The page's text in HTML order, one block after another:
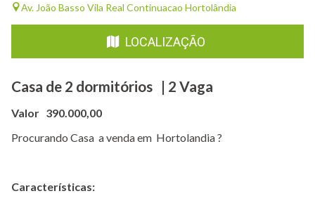
Av. João Basso Vila Real Continuacao Hortolândia
LOCALIZAÇÃO
Casa de 2 dormitórios | 2 Vaga
Valor 390.000,00
Procurando Casa a venda em Hortolandia ?
Características: